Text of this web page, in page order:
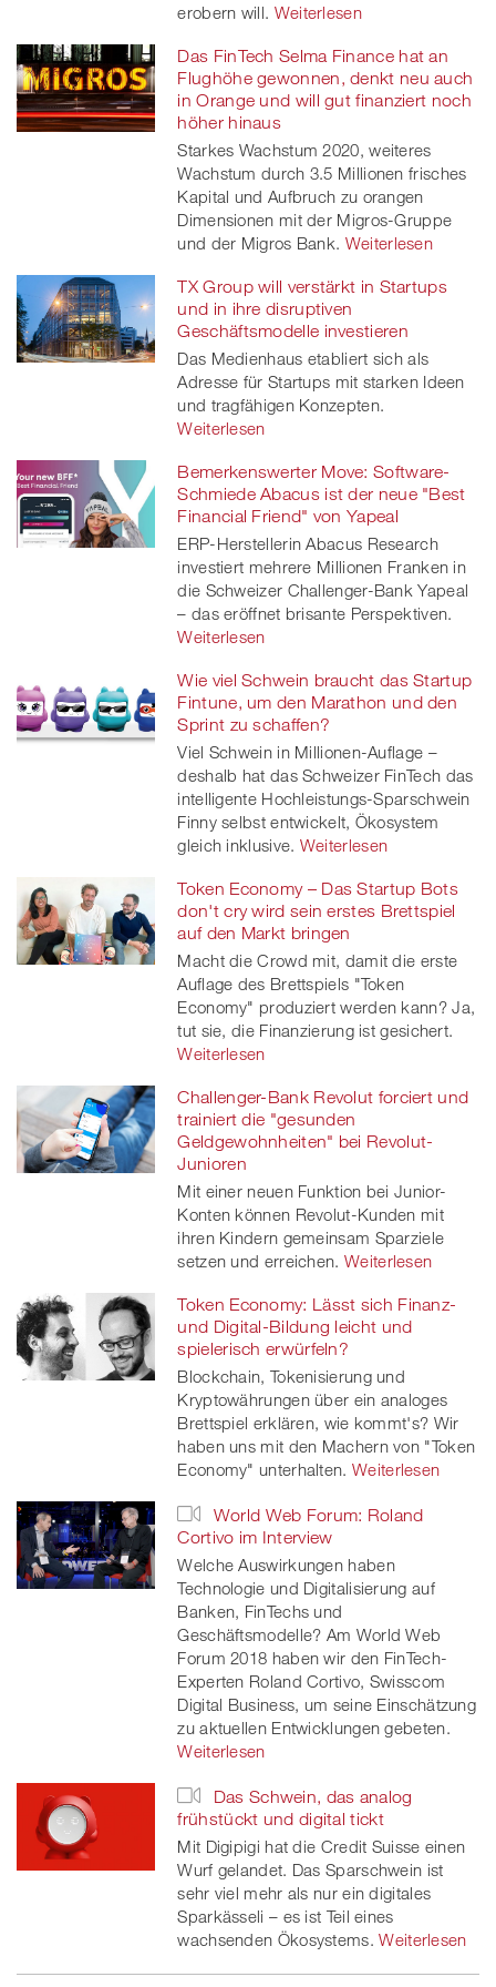
erobern will. Weiterlesen
Das FinTech Selma Finance hat an
Flughöhe gewonnen, denkt neu auch
in Orange und will gut finanziert noch
höher hinaus
Starkes Wachstum 2020, weiteres
Wachstum durch 3.5 Millionen frisches
Kapital und Aufbruch zu orangen
Dimensionen mit der Migros-Gruppe
und der Migros Bank. Weiterlesen
TX Group will verstärkt in Startups
und in ihre disruptiven
Geschäftsmodelle investieren
Das Medienhaus etabliert sich als
Adresse für Startups mit starken Ideen
und tragfähigen Konzepten.
Weiterlesen
Bemerkenswerter Move: Software-
Schmiede Abacus ist der neue "Best
Financial Friend" von Yapeal
ERP-Herstellerin Abacus Research
investiert mehrere Millionen Franken in
die Schweizer Challenger-Bank Yapeal
– das eröffnet brisante Perspektiven.
Weiterlesen
Wie viel Schwein braucht das Startup
Fintune, um den Marathon und den
Sprint zu schaffen?
Viel Schwein in Millionen-Auflage –
deshalb hat das Schweizer FinTech das
intelligente Hochleistungs-Sparschwein
Finny selbst entwickelt, Ökosystem
gleich inklusive. Weiterlesen
Token Economy – Das Startup Bots
don't cry wird sein erstes Brettspiel
auf den Markt bringen
Macht die Crowd mit, damit die erste
Auflage des Brettspiels "Token
Economy" produziert werden kann? Ja,
tut sie, die Finanzierung ist gesichert.
Weiterlesen
Challenger-Bank Revolut forciert und
trainiert die "gesunden
Geldgewohnheiten" bei Revolut-
Junioren
Mit einer neuen Funktion bei Junior-
Konten können Revolut-Kunden mit
ihren Kindern gemeinsam Sparziele
setzen und erreichen. Weiterlesen
Token Economy: Lässt sich Finanz-
und Digital-Bildung leicht und
spielerisch erwürfeln?
Blockchain, Tokenisierung und
Kryptowährungen über ein analoges
Brettspiel erklären, wie kommt's? Wir
haben uns mit den Machern von "Token
Economy" unterhalten. Weiterlesen
World Web Forum: Roland
Cortivo im Interview
Welche Auswirkungen haben
Technologie und Digitalisierung auf
Banken, FinTechs und
Geschäftsmodelle? Am World Web
Forum 2018 haben wir den FinTech-
Experten Roland Cortivo, Swisscom
Digital Business, um seine Einschätzung
zu aktuellen Entwicklungen gebeten.
Weiterlesen
Das Schwein, das analog
frühstückt und digital tickt
Mit Digipigi hat die Credit Suisse einen
Wurf gelandet. Das Sparschwein ist
sehr viel mehr als nur ein digitales
Sparkässeli – es ist Teil eines
wachsenden Ökosystems. Weiterlesen